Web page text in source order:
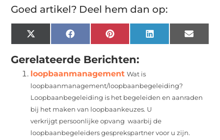
Goed artikel? Deel hem dan op:
X
(Twitter)
FacebookPinterest LinkedIn Email
Gerelateerde Berichten:
loopbaanmanagement Wat is
loopbaanmanagement/loopbaanbegeleiding?
Loopbaanbegeleiding is het begeleiden en aanraden
bij het maken van loopbaankeuzes. U
verkrijgt persoonlijke opvang waarbij de
loopbaanbegeleiders gesprekspartner voor u zijn.